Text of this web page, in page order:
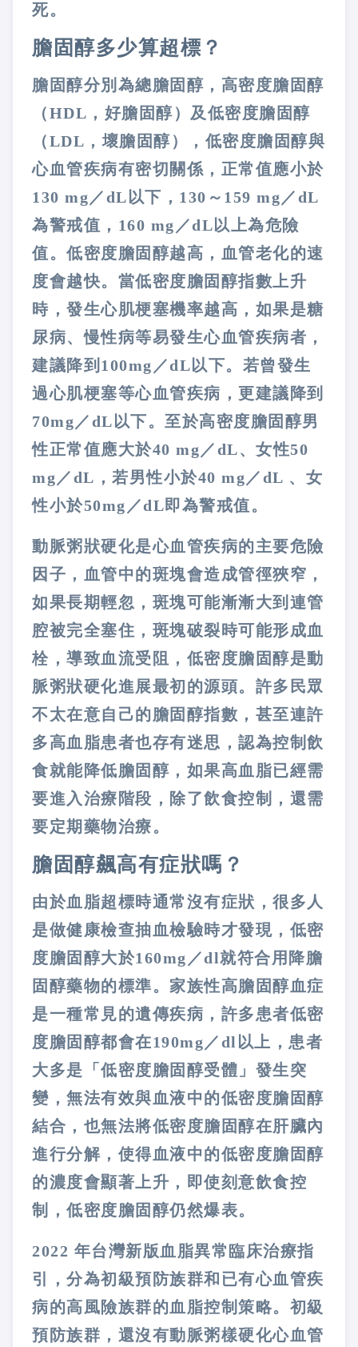
死。
膽固醇多少算超標？
膽固醇分別為總膽固醇 ， 高密度膽固醇
（HDL ，好膽固醇）及低密度膽固醇
（LDL ，壞膽固醇），低密度膽固醇與
心血管疾病有密切關係，正常值應小於
130 mg ／dL 以下， 130 ～ 159 mg ／dL
為警戒值， 160 mg ／dL 以上為危險
值。 低密度膽固醇越高，血管老化的速
度會越快。當低密度膽固醇指數上升
時，發生心肌梗塞機率越高 ， 如果是糖
尿病、慢性病等易發生心血管疾病者，
建議降到 100mg ／dL 以下。若曾發生
過心肌梗塞等心血管疾病，更建議降到
70mg ／dL 以下。至於高密度膽固醇男
性正常值應大於40 mg ／dL、女性50
mg ／dL ，若男性小於40 mg ／dL 、女
性小於50mg ／dL即為警戒值。
動脈粥狀硬化是心血管疾病的主要危險
因子，血管中的斑塊會造成管徑狹窄，
如果長期輕忽，斑塊可能漸漸大到連管
腔被完全塞住，斑塊破裂時可能形成血
栓，導致血流受阻，低密度膽固醇是動
脈粥狀硬化進展最初的源頭。許多民眾
不太在意自己的膽固醇指數，甚至連許
多高血脂患者也存有迷思，認為控制飲
食就能降低膽固醇，如果高血脂已經需
要進入治療階段，除了飲食控制，還需
要定期藥物治療。
膽固醇飆高有症狀嗎？
由於血脂超標時通常沒有症狀，很多人
是做健康檢查抽血檢驗時才發現 ，低密
度膽固醇大於160mg／dl就符合用降膽
固醇藥物的標準。家族性高膽固醇血症
是一種常見的遺傳疾病，許多患者低密
度膽固醇都會在190mg／dl以上，患者
大多是「低密度膽固醇受體」發生突
變，無法有效與血液中的低密度膽固醇
結合，也無法將低密度膽固醇在肝臟內
進行分解，使得血液中的低密度膽固醇
的濃度會顯著上升， 即使刻意飲食控
制，低密度膽固醇仍然爆表。
2022 年台灣新版血脂異常臨床治療指
引，分為初級預防族群和已有心血管疾
病的高風險族群的血脂控制策略。初級
預防族群，還沒有動脈粥樣硬化心血管